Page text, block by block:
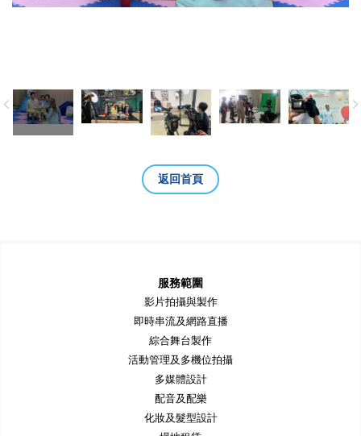
返回首頁
服務範圍
影片拍攝與製作
即時串流及網路直播
綜合舞台製作
活動管理及多機位拍攝
多媒體設計
配音及配樂
化妝及髮型設計